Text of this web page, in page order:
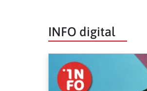
INFO digital